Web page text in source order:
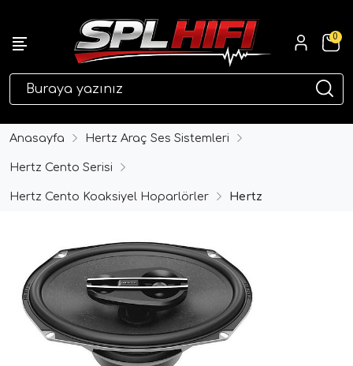
0
Anasayfa Hertz Araç Ses Sistemleri
Hertz Cento Serisi
Hertz Cento Koaksiyel Hoparlörler Hertz